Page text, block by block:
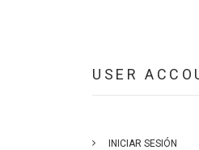
USER
INICIAR SESIÓN